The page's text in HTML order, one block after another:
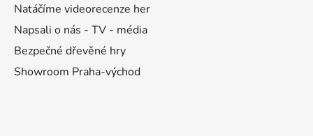
Natáčíme videorecenze her
Napsali o nás - TV - média
Bezpečné dřevěné hry
Showroom Praha-východ